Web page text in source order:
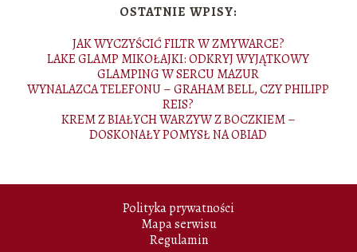
OSTATNIE WPISY:
JAK WYCZYŚCIĆ FILTR W ZMYWARCE?
LAKE GLAMP MIKOŁAJKI: ODKRYJ WYJĄTKOWY
GLAMPING W SERCU MAZUR
WYNALAZCA TELEFONU – GRAHAM BELL, CZY PHILIPP
REIS?
KREM Z BIAŁYCH WARZYW Z BOCZKIEM –
DOSKONAŁY POMYSŁ NA OBIAD
Polityka prywatności
Mapa serwisu
Regulamin